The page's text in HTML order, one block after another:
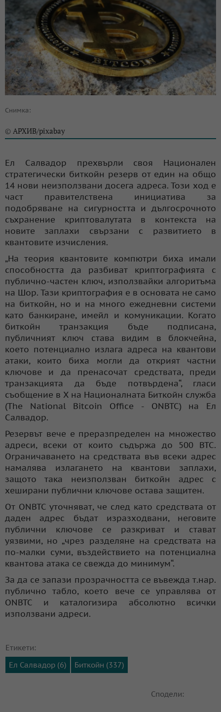
Снимка:
© АРХИВ/pixabay
Ел Салвадор прехвърли своя Национален
стратегически биткойн резерв от един на общо
14 нови неизползвани досега адреса. Този ход е
част правителствена инициатива за
подобряване на сигурността и дългосрочното
съхранение криптовалутата в контекста на
новите заплахи свързани с развитието в
квантовите изчисления.
„На теория квантовите компютри биха имали
способността да разбиват криптографията с
публично-частен ключ, използвайки алгоритъма
на Шор. Тази криптография е в основата не само
на биткойн, но и на много ежедневни системи
като банкиране, имейл и комуникации. Когато
биткойн транзакция бъде подписана,
публичният ключ става видим в блокчейна,
което потенциално излага адреса на квантови
атаки, които биха могли да открият частни
ключове и да пренасочат средствата, преди
транзакцията да бъде потвърдена“, гласи
съобщение в X на Националната Биткойн служба
(The National Bitcoin Office - ONBTC) на Ел
Салвадор.
Резервът вече е преразпределен на множество
адреси, всеки от които съдържа до 500 BTC.
Ограничаването на средствата във всеки адрес
намалява излагането на квантови заплахи,
защото така неизползван биткойн адрес с
хеширани публични ключове остава защитен.
От ONBTC уточняват, че след като средствата от
даден адрес бъдат изразходвани, неговите
публични ключове се разкриват и стават
уязвими, но „чрез разделяне на средствата на
по-малки суми, въздействието на потенциална
квантова атака се свежда до минимум“.
За да се запази прозрачността се въвежда т.нар.
публично табло, което вече се управлява от
ONBTC и каталогизира абсолютно всички
използвани адреси.
Етикети:
Ел Салвадор (6)
Биткойн (337)
Сподели: